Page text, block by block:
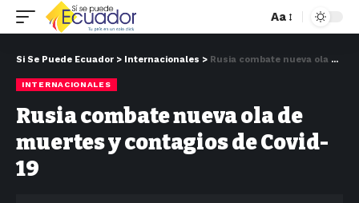
Aa
Si Se Puede Ecuador > Internacionales > Rusia combate nueva ola de muertes y contagios de Covid-19
INTERNACIONALES
Rusia combate nueva ola de
muertes y contagios de Covid-
19